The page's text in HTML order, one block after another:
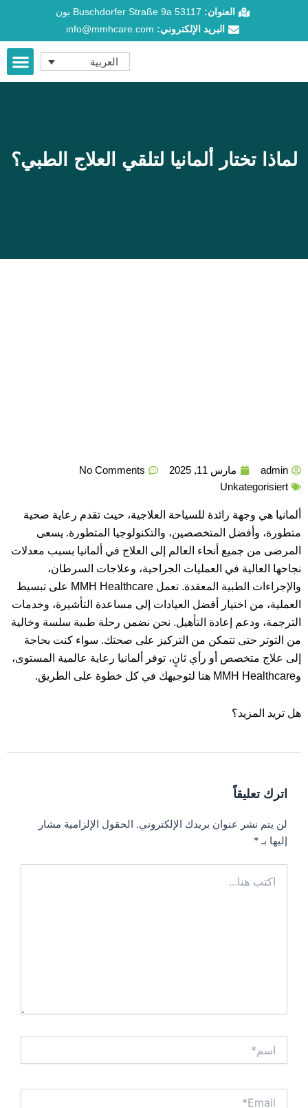
العنوان:Buschdorfer Straße 9a 53117 بون
البريد الإلكتروني: info@mmhcare.com
العربية
لماذا تختار ألمانيا لتلقي العلاج الطبي؟
admin مارس 11, 2025
No Comments
Unkategorisiert
ألمانيا هي وجهة رائدة للسياحة العلاجية، حيث تقدم رعاية صحية
متطورة، وأفضل المتخصصين، والتكنولوجيا المتطورة. يسعى
المرضى من جميع أنحاء العالم إلى العلاج في ألمانيا بسبب معدلات
نجاحها العالية في العمليات الجراحية، وعلاجات السرطان،
والإجراءات الطبية المعقدة. تعمل MMH Healthcare على تبسيط
العملية، من اختيار أفضل العيادات إلى مساعدة التأشيرة، وخدمات
الترجمة، ودعم إعادة التأهيل. نحن نضمن رحلة طبية سلسة وخالية
من التوتر حتى تتمكن من التركيز على صحتك. سواء كنت بحاجة
إلى علاج متخصص أو رأي ثانٍ، توفر ألمانيا رعاية عالمية المستوى،
هل تريد المزيد؟
اترك تعليقاً
لن يتم نشر عنوان بريدك الإلكتروني. الحقول الإلزامية مشار
إليها بـ*